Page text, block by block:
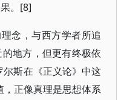
。[8]
念，与西方学者所追
地方，但更有终极依
尔斯在《正义论》中这
，正像真理是思想体系